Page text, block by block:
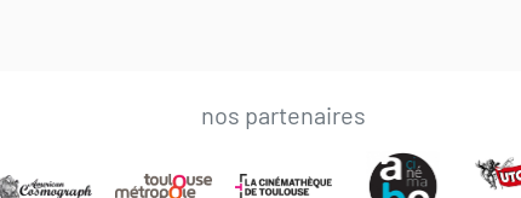
nos partenaires